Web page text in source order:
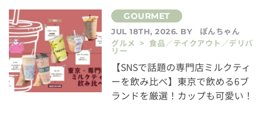
JUL 18TH, 2026. BY
ぽんちゃん
グルメ > 食品／テイクアウト／デリバ
リー
【SNSで話題の専門店ミルクティ
ーを飲み比べ】東京で飲める6ブ
ランドを厳選！カップも可愛い！